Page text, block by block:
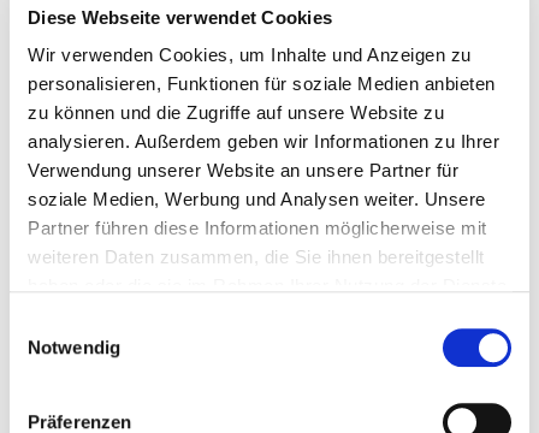
Diese Webseite verwendet Cookies
Wir verwenden Cookies, um Inhalte und Anzeigen zu
personalisieren, Funktionen für soziale Medien anbieten
zu können und die Zugriffe auf unsere Website zu
analysieren. Außerdem geben wir Informationen zu Ihrer
Verwendung unserer Website an unsere Partner für
soziale Medien, Werbung und Analysen weiter. Unsere
Partner führen diese Informationen möglicherweise mit
weiteren Daten zusammen, die Sie ihnen bereitgestellt
Notwendig
Präferenzen
150617°
gesenkte